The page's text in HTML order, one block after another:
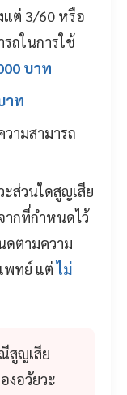
แต่ 3/60 หรือ
ถในการใช้
บาท
าท
ามสามารถ
ส่วนใดสูญเสีย
ากที่กำหนดไว้
ดตามความ
พทย์ แต่ไม่
สูญเสีย
งอวัยวะ